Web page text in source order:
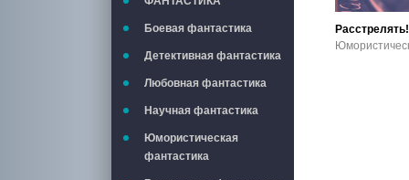
Боевая фантастика
Детективная фантастика
Любовная фантастика
Научная фантастика
Юмористическая
фантастика
Расстрелять!